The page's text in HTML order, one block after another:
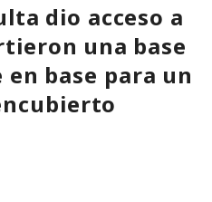
por accesos desde
dio acceso a
una base
base para un